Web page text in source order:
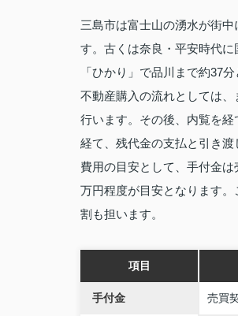
三島市は富士山の湧水が街
す。古くは奈良・平安時代
「ひかり」で品川まで約37
不動産購入の流れとしては
行います。その後、内覧を
経て、残代金の支払と引き渡
費用の目安として、手付金
万円程度が目安となります
割も担います。
項目
手付金 売買